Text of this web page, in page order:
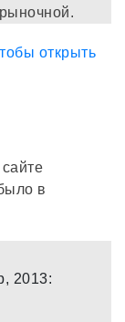
в
2013: